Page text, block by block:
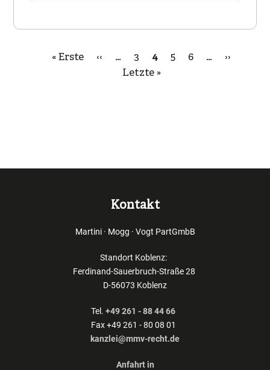
Seitennummerierung
Erste
« Erste
Vorherige
‹‹ … Page
3
Aktuelle
Seite
4 Page
5 Page
6 …
Nächste
››
Letzte »
Kontakt
Martini · Mogg · Vogt PartGmbB
Standort Koblenz:
Ferdinand-Sauerbruch-Straße 28
D-56073 Koblenz
Tel. +49 261 - 88 44 66
Fax +49 261 - 80 08 01
kanzlei@mmv-recht.de
Anfahrt in